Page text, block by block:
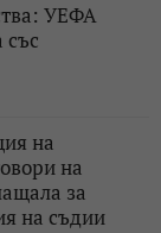
УЕФА
със
на
на
за
на съдии